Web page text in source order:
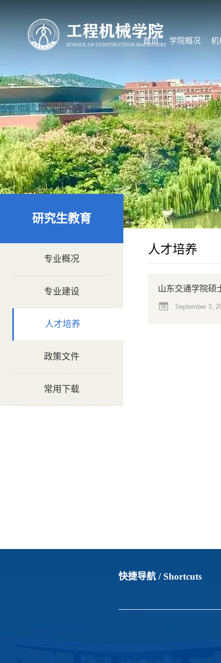
首页 学院概况 机
研究生教育
专业概况
专业建设
人才培养
政策文件
常用下载
人才培养
山东交通学院硕
September 3,
快捷导航 / Shortcuts